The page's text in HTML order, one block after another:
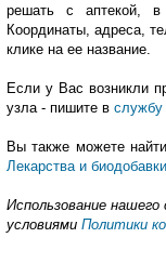
решать с аптекой,
Координаты, адреса,
клике на ее название.
Если у Вас возникли
узла - пишите в службу
Вы также можете
Лекарства и биодобавки
Использование
условиями Политики